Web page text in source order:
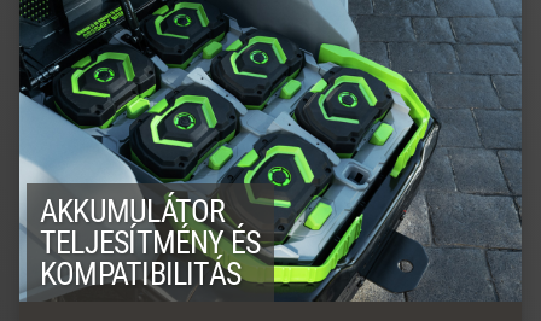
AKKUMULÁTOR
TELJESÍTMÉNY ÉS
KOMPATIBILITÁS